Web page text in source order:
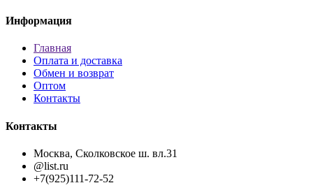
Информация
Главная
Оплата и доставка
Обмен и возврат
Оптом
Контакты
Контакты
Москва, Сколковское ш. вл.31
@list.ru
+7(925)111-72-52